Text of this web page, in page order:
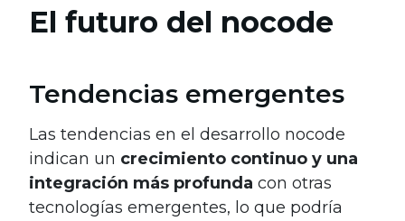
El futuro del nocode
Tendencias emergentes
Las tendencias en el desarrollo nocode
indican un crecimiento continuo y una
integración más profunda con otras
tecnologías emergentes, lo que podría